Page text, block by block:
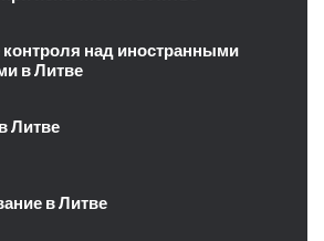
контроля над иностранными
в Литве
Литве
в Литве